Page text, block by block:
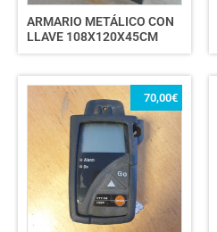
ARMARIO METÁLICO CON
LLAVE 108X120X45CM
70,00€